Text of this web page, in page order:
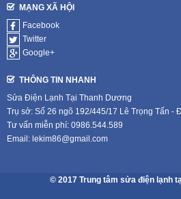
MẠNG XÃ HỘI
Facebook
Twitter
Google+
THÔNG TIN NHANH
Sửa Điện Lạnh Tại Thanh Dương
Trụ sở: Số 26 ngõ 192/445/17 Lê Trọng Tấn -
Tư vấn miễn phí: 0986.544.589
Email: lekim86@gmail.com
© 2017 Trung tâm sửa điện lạnh